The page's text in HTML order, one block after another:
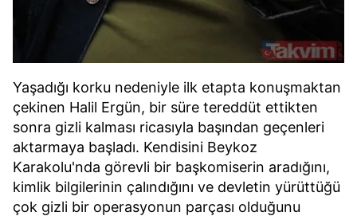
Yaşadığı korku nedeniyle ilk etapta konuşmaktan
çekinen Halil Ergün, bir süre tereddüt ettikten
sonra gizli kalması ricasıyla başından geçenleri
aktarmaya başladı. Kendisini Beykoz
Karakolu'nda görevli bir başkomiserin aradığını,
kimlik bilgilerinin çalındığını ve devletin yürüttüğü
çok gizli bir operasyonun parçası olduğunu